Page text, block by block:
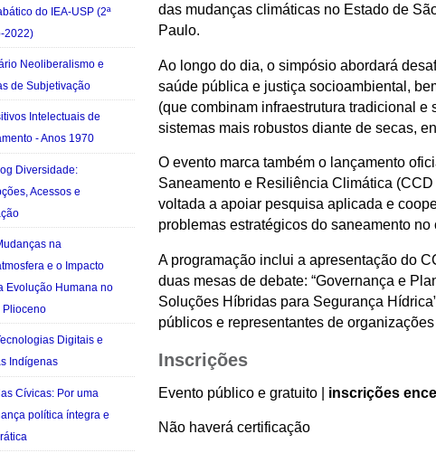
das mudanças climáticas no Estado de
Paulo.
Ao longo do dia, o simpósio abordará
saúde pública e justiça socioambiental,
(que combinam infraestrutura tradicional
sistemas mais robustos diante de secas,
O evento marca também o lançamento
Saneamento e Resiliência Climática
voltada a apoiar pesquisa aplicada e
problemas estratégicos do saneamento
A programação inclui a apresentação do
duas mesas de debate: “Governança e
Soluções Híbridas para Segurança
públicos e representantes de
Inscrições
Evento público e gratuito | inscrições
Não haverá certificação
do IEA-USP (2ª
2022)
Neoliberalismo e
de Subjetivação
Intelectuais de
- Anos 1970
Diversidade:
Acessos e
na
e o Impacto
Evolução Humana no
Plioceno
Digitais e
Indígenas
Cívicas: Por uma
política íntegra e